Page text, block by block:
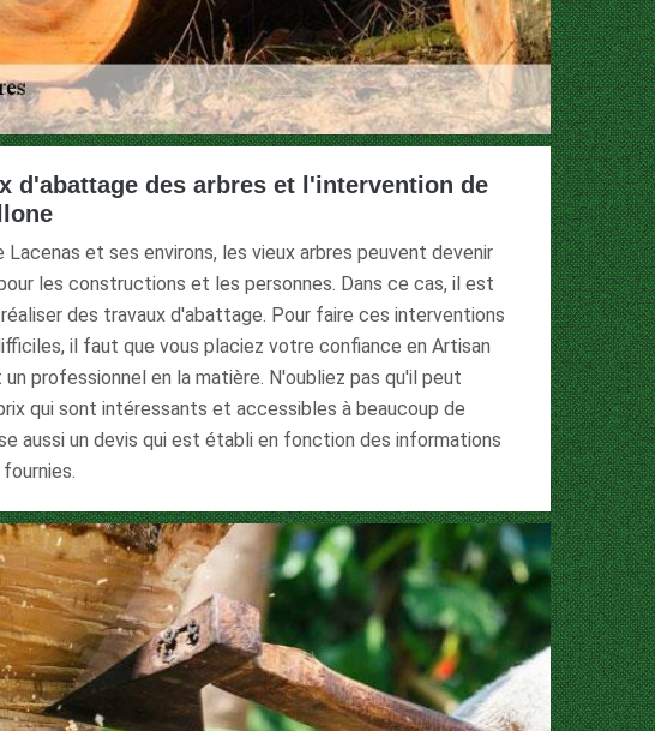
d'abattage des arbres et l'intervention de
Lacenas et ses environs, les vieux arbres peuvent devenir
les constructions et les personnes. Dans ce cas, il est
des travaux d'abattage. Pour faire ces interventions
il faut que vous placiez votre confiance en Artisan
un professionnel en la matière. N'oubliez pas qu'il peut
qui sont intéressants et accessibles à beaucoup de
aussi un devis qui est établi en fonction des informations